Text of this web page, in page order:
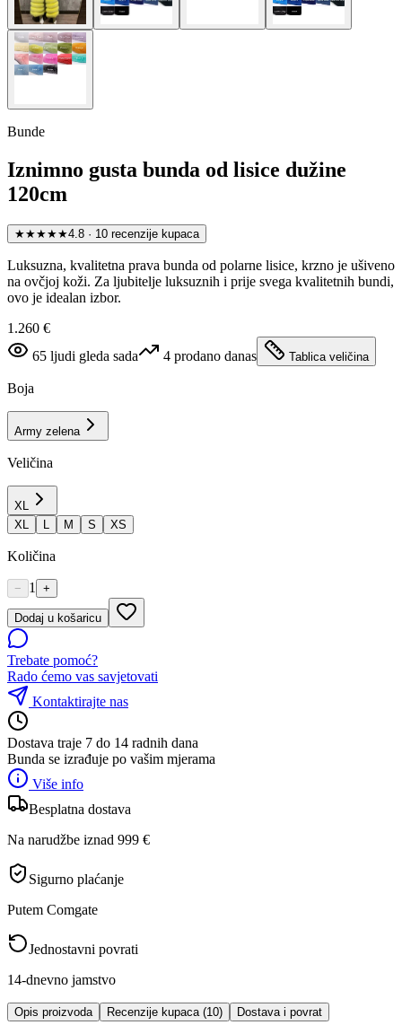
Bunde
Iznimno gusta bunda od lisice dužine
120cm
★★★★★4.8 · 10 recenzije kupaca
Luksuzna, kvalitetna prava bunda od polarne lisice, krzno je ušiveno
na ovčjoj koži. Za ljubitelje luksuznih i prije svega kvalitetnih bundi,
ovo je idealan izbor.
1.260 €
65 ljudi gleda sada 4 prodano danas Tablica veličina
Boja
Army zelena
Veličina
XL
XL
M S XS
Količina
− 1 +
Dodaj u košaricu
Trebate pomoć?
Rado ćemo vas savjetovati
Kontaktirajte nas
Dostava traje 7 do 14 radnih dana
Bunda se izrađuje po vašim mjerama
Više info
Besplatna dostava
Na narudžbe iznad 999 €
Sigurno plaćanje
Putem Comgate
Jednostavni povrati
14-dnevno jamstvo
Opis proizvoda Recenzije kupaca (10) Dostava i povrat